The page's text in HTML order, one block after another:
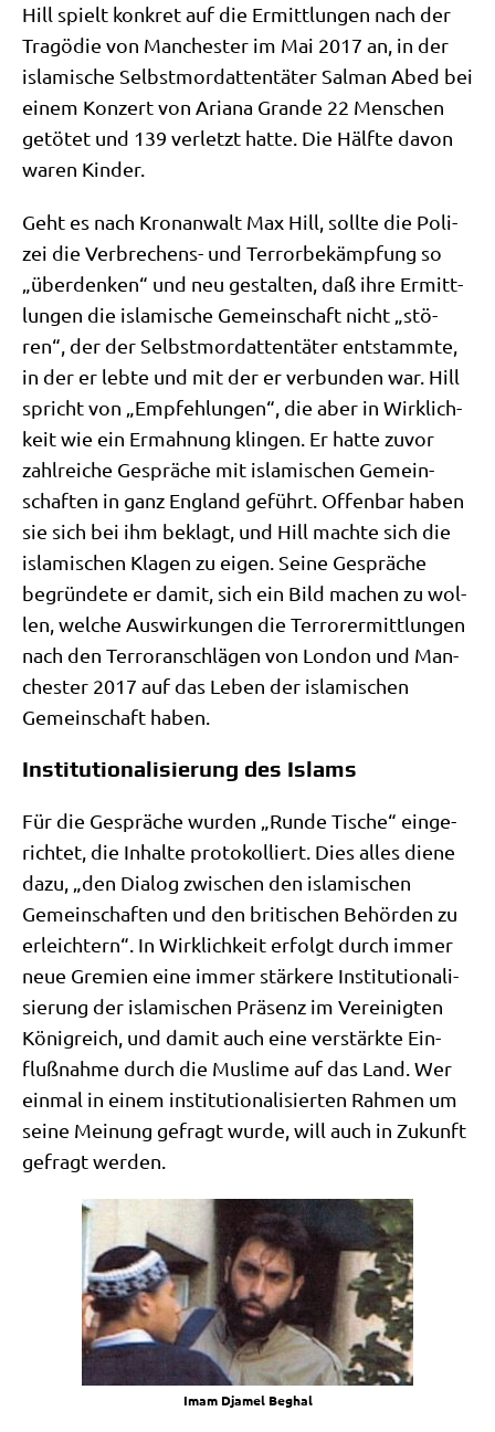
Hill spielt kon­kret auf die Ermitt­lun­gen nach der
Tra­gö­die von Man­che­ster im Mai 2017 an, in der
isla­mi­sche Selbst­mord­at­ten­tä­ter Sal­man Abed bei
einem Kon­zert von Aria­na Gran­de 22 Men­schen
getö­tet und 139 ver­letzt hat­te. Die Hälf­te davon
waren Kinder.
Geht es nach Kron­an­walt Max Hill, soll­te die Poli­
zei die Ver­bre­chens- und Ter­ror­be­kämp­fung so
„über­den­ken“ und neu gestal­ten, daß ihre Ermitt­
lun­gen die isla­mi­sche Gemein­schaft nicht „stö­
ren“, der der Selbst­mord­at­ten­tä­ter ent­stamm­te,
in der er leb­te und mit der er ver­bun­den war. Hill
spricht von „Emp­feh­lun­gen“, die aber in Wirk­lich­
keit wie ein Ermah­nung klin­gen. Er hat­te zuvor
zahl­rei­che Gesprä­che mit isla­mi­schen Gemein­
schaf­ten in ganz Eng­land geführt. Offen­bar haben
sie sich bei ihm beklagt, und Hill mach­te sich die
isla­mi­schen Kla­gen zu eigen. Sei­ne Gesprä­che
begrün­de­te er damit, sich ein Bild machen zu wol­
len, wel­che Aus­wir­kun­gen die Ter­ror­er­mitt­lun­gen
nach den Ter­ror­an­schlä­gen von Lon­don und Man­
che­ster 2017 auf das Leben der isla­mi­schen
Gemein­schaft haben.
Institutionalisierung des Islams
Für die Gesprä­che wur­den „Run­de Tische“ ein­ge­
rich­tet, die Inhal­te pro­to­kol­liert. Dies alles die­ne
dazu, „den Dia­log zwi­schen den isla­mi­schen
Gemein­schaf­ten und den bri­ti­schen Behör­den zu
erleich­tern“. In Wirk­lich­keit erfolgt durch immer
neue Gre­mi­en eine immer stär­ke­re Insti­tu­tio­na­li­
sie­rung der isla­mi­schen Prä­senz im Ver­ei­nig­ten
König­reich, und damit auch eine ver­stärk­te Ein­
fluß­nah­me durch die Mus­li­me auf das Land. Wer
ein­mal in einem insti­tu­tio­na­li­sier­ten Rah­men um
sei­ne Mei­nung gefragt wur­de, will auch in Zukunft
gefragt werden.
Imam Dja­mel Beghal